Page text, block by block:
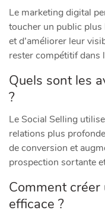
Le marketing digital
toucher un public plus
et d’améliorer leur
rester compétitif dans
Quels sont les
?
Le Social Selling
relations plus
de conversion et
prospection sortante
Comment créer
efficace ?